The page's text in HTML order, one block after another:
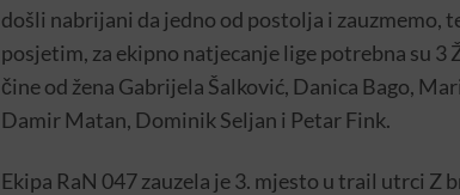
došli nabrijani da jedno od postolja i zauzmemo,
posjetim, za ekipno natjecanje lige potrebna su 3
čine od žena Gabrijela Šalković, Danica Bago,
Damir Matan, Dominik Seljan i Petar Fink.
Ekipa RaN 047 zauzela je 3. mjesto u trail utrci Z